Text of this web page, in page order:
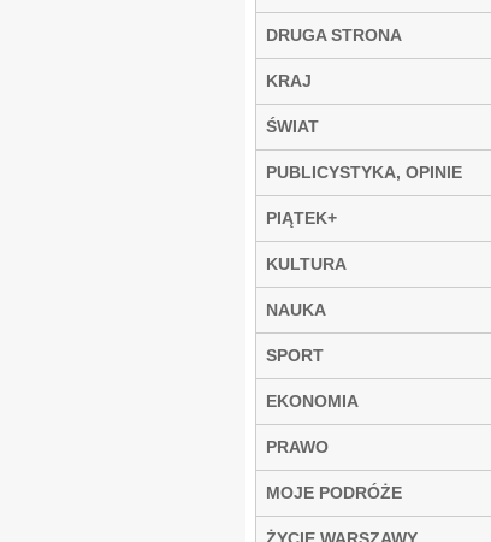
DRUGA STRONA
KRAJ
ŚWIAT
PUBLICYSTYKA, OPINIE
PIĄTEK+
KULTURA
NAUKA
SPORT
EKONOMIA
PRAWO
MOJE PODRÓŻE
ŻYCIE WARSZAWY